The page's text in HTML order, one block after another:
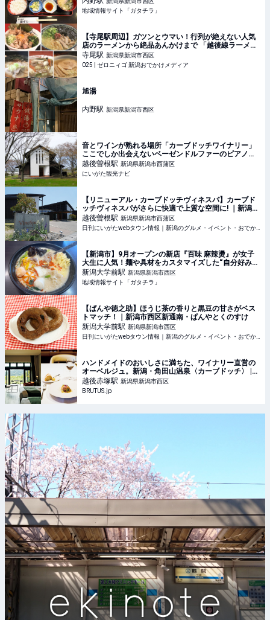
に行こう♪ - ガタチラ｜みんなでつくる街メディア
地域情報サイト「ガタチラ」
【寺尾駅周辺】ガツンとウマい！行列が絶えない人気
店のラーメンから絶品あんかけまで 「越後線ラーメン
まとめ5選」 #あんかけ #こだわり #まとめ #チャーハ
ン #ディナー #ランチ #中華そば #人気
寺尾駅 新潟県新潟市西区
025 | ゼロニィゴ 新潟おでかけメディア
旭湯
内野駅 新潟県新潟市西区
音とワインが熟れる場所「カーブドッチワイナリー」
ここでしか出会えないベーゼンドルファーのピアノを
訪ねて／新潟市
越後曽根駅 新潟県新潟市西蒲区
にいがた観光ナビ
【リニューアル・カーブドッチヴィネスパ】カーブド
ッチヴィネスパがさらに快適で上質な空間に! ｜新潟市
西蒲区巻
越後曽根駅 新潟県新潟市西蒲区
【新潟市】9月オープンの新店『百味 麻辣燙』が女子
大生に人気！麺や具材をカスタマイズした“自分好みの
一杯”を満喫しよう♪ - 地域情報サイト「ガタチラ」
新潟大学前駅 新潟県新潟市西区
地域情報サイト「ガタチラ」
【ぱんや徳之助】ほうじ茶の香りと黒豆の甘さがベス
トマッチ！｜新潟市西区新通南・ぱんやとくのすけ
新潟大学前駅 新潟県新潟市西区
ハンドメイドのおいしさに満ちた、ワイナリー直営の
オーベルジュ。新潟・角田山温泉〈カーブドッチ〉 |
ブルータス| BRUTUS.jp
越後赤塚駅 新潟県新潟市西区
BRUTUS.jp